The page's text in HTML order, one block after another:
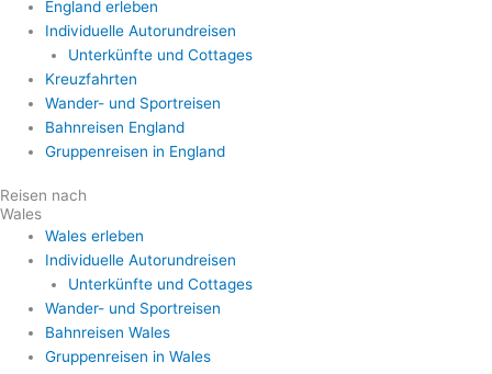
England erleben
Individuelle Autorundreisen
Unterkünfte und Cottages
Kreuzfahrten
Wander- und Sportreisen
Bahnreisen England
Gruppenreisen in England
Reisen nach
Wales
Wales erleben
Individuelle Autorundreisen
Unterkünfte und Cottages
Wander- und Sportreisen
Bahnreisen Wales
Gruppenreisen in Wales